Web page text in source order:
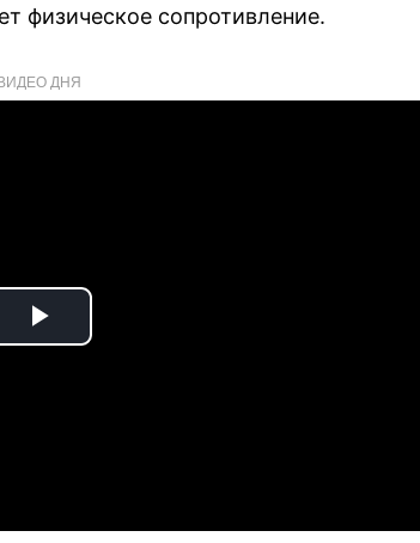
физическое сопротивление.
ДНЯ
Play